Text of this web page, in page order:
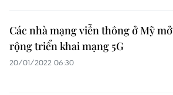
Các nhà mạng viễn thông ở Mỹ mở
rộng triển khai mạng 5G
20/01/2022 06:30